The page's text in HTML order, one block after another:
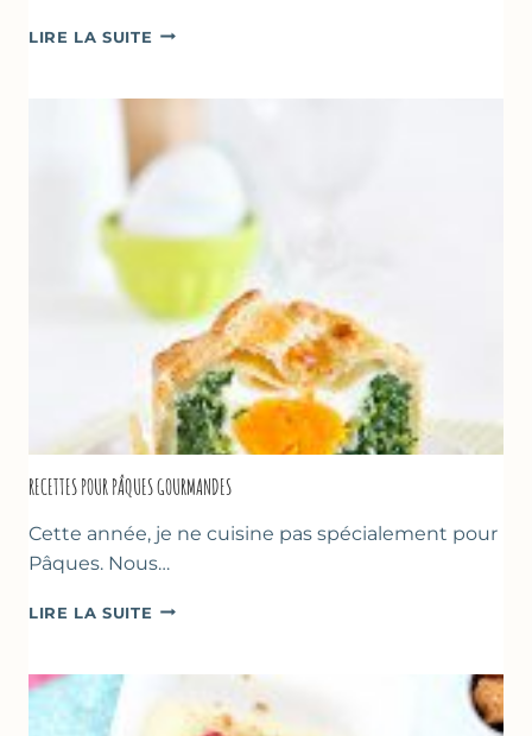
LIRE LA SUITE CRÈMES
FRAISE
YAOURT
GREC
RECETTES POUR PÂQUES GOURMANDES
Cette année, je ne cuisine pas spécialement pour
Pâques. Nous…
LIRE LA SUITE RECETTES
GOURMANDES